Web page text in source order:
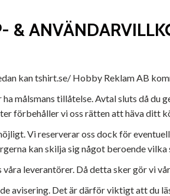
&
kan tshirt.se/ Hobby Reklam AB
målsmans tillåtelse. Avtal sluts då
förbehåller vi oss rätten att häva ditt
Vi reserverar oss dock för
kan skilja sig något beroende vilka
leverantörer. Då detta sker gör vi
avisering. Det är därför viktigt att du